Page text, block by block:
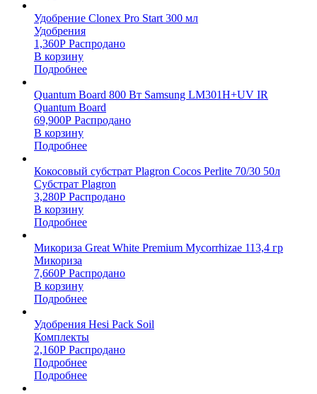
Удобрение Clonex Pro Start 300 мл
Удобрения
1,360Р Распродано
В корзину
Подробнее
Quantum Board 800 Вт Samsung LM301H+UV IR
Quantum Board
69,900Р Распродано
В корзину
Подробнее
Кокосовый субстрат Plagron Cocos Perlite 70/30 50л
Субстрат Plagron
3,280Р Распродано
В корзину
Подробнее
Микориза Great White Premium Mycorrhizae 113,4 гр
Микориза
7,660Р Распродано
В корзину
Подробнее
Удобрения Hesi Pack Soil
Комплекты
2,160Р Распродано
Подробнее
Подробнее